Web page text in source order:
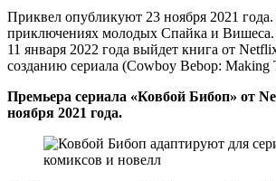
Приквел опубликуют 23 ноября 2021
приключениях молодых Спайка и
11 января 2022 года выйдет книга от
созданию сериала (Cowboy Bebop: Making
Премьера сериала «Ковбой Бибоп» от
ноября 2021 года.